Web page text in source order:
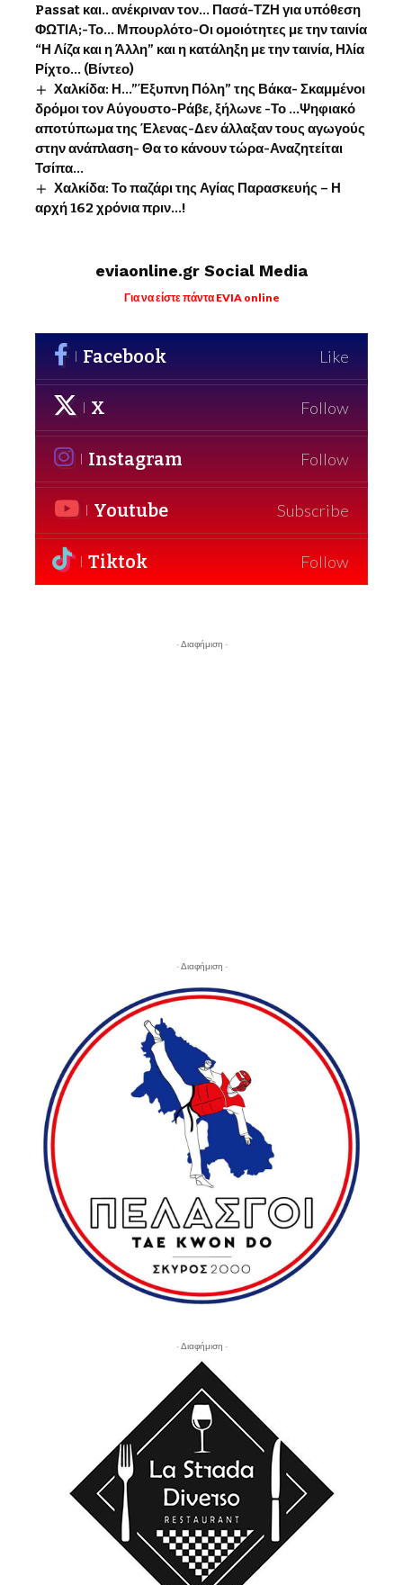
Passat και.. ανέκριναν τον… Πασά-ΤΖΗ για υπόθεση
ΦΩΤΙΑ;-Το… Μπουρλότο-Οι ομοιότητες με την ταινία
“Η Λίζα και η Άλλη” και η κατάληξη με την ταινία, Ηλία
Ρίχτο… (Βίντεο)
Χαλκίδα: Η…”Έξυπνη Πόλη” της Βάκα- Σκαμμένοι
δρόμοι τον Αύγουστο-Ράβε, ξήλωνε -Το …Ψηφιακό
αποτύπωμα της Έλενας-Δεν άλλαξαν τους αγωγούς
στην ανάπλαση- Θα το κάνουν τώρα-Αναζητείται
Τσίπα…
Χαλκίδα: Το παζάρι της Αγίας Παρασκευής – Η
αρχή 162 χρόνια πριν…!
eviaonline.gr Social Media
Για να είστε πάντα EVIA online
Facebook Like
X Follow
Instagram Follow
Youtube Subscribe
Tiktok Follow
- Διαφήμιση -
- Διαφήμιση -
- Διαφήμιση -